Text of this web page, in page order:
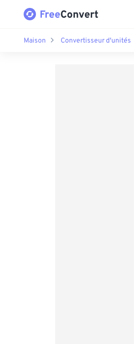
Maison Convertisseur d'unités